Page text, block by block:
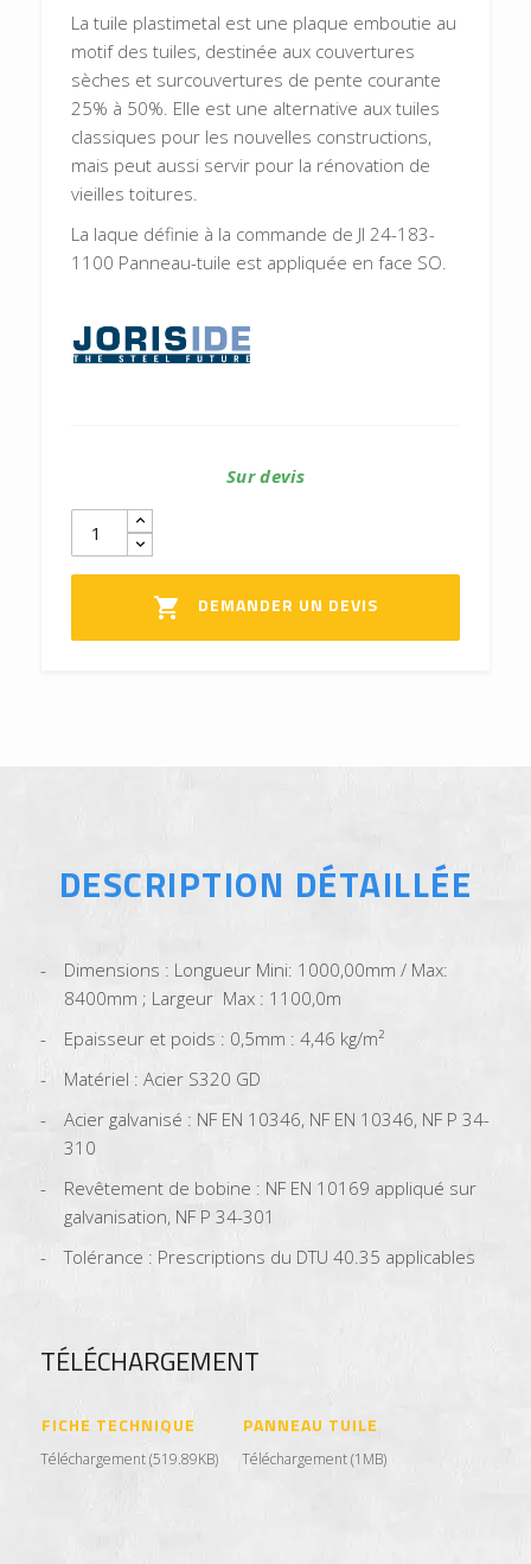
La tuile plastimetal est une plaque emboutie au
motif des tuiles, destinée aux couvertures
sèches et surcouvertures de pente courante
25% à 50%. Elle est une alternative aux tuiles
classiques pour les nouvelles constructions,
mais peut aussi servir pour la rénovation de
vieilles toitures.
La laque définie à la commande de JI 24-183-
1100 Panneau-tuile est appliquée en face SO.
Sur devis
 DEMANDER UN DEVIS
DESCRIPTION DÉTAILLÉE
Dimensions : Longueur Mini: 1000,00mm / Max:
8400mm ; Largeur Max : 1100,0m
Epaisseur et poids : 0,5mm : 4,46 kg/m²
Matériel : Acier S320 GD
Acier galvanisé : NF EN 10346, NF EN 10346, NF P 34-
310
Revêtement de bobine : NF EN 10169 appliqué sur
galvanisation, NF P 34-301
Tolérance : Prescriptions du DTU 40.35 applicables
TÉLÉCHARGEMENT
FICHE TECHNIQUE
Téléchargement (519.89KB)
PANNEAU TUILE
Téléchargement (1MB)